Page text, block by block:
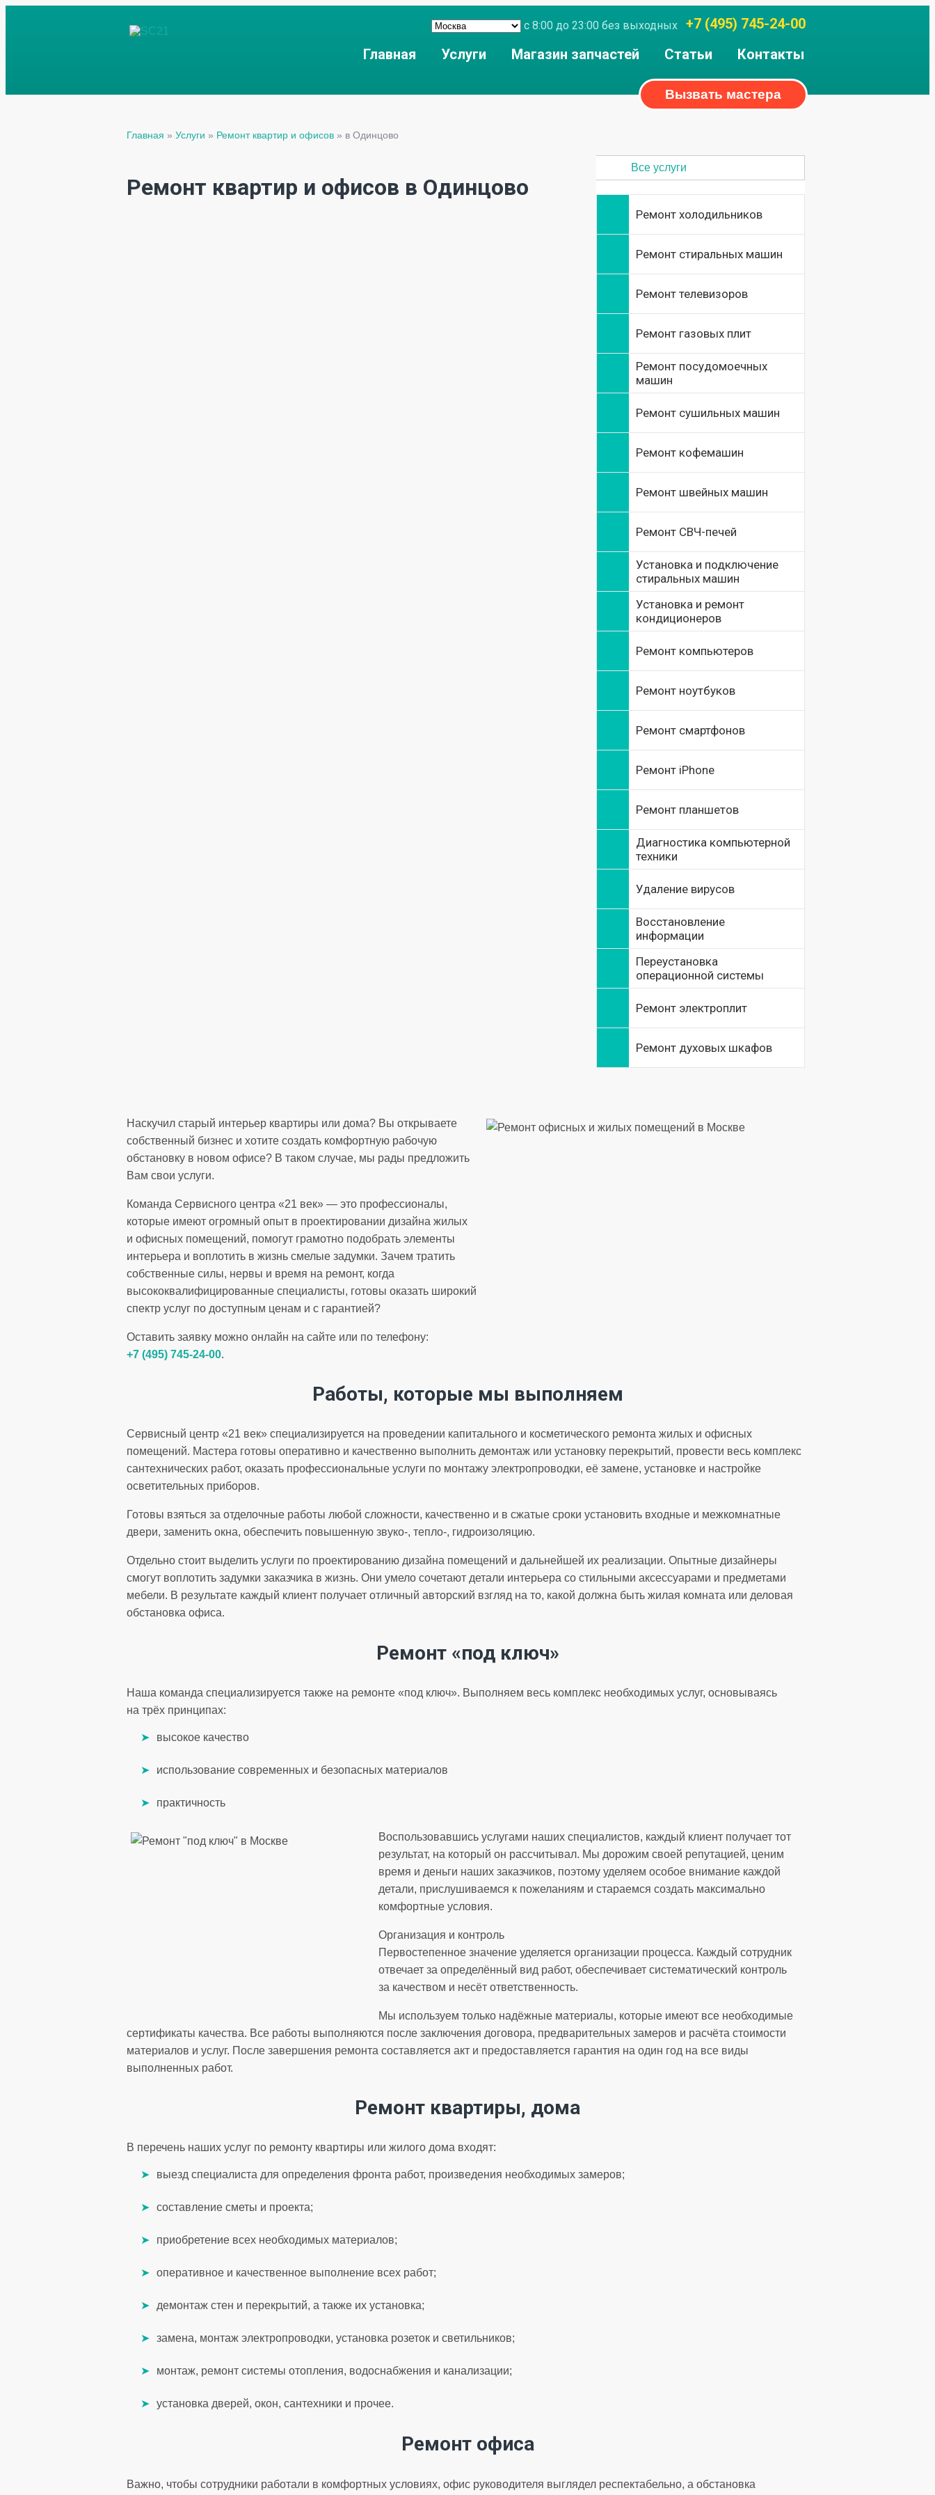
с 8:00 до 23:00 без выходных +7 (495) 745-24-00
Главная
Услуги Магазин запчастей Статьи Контакты
Вызвать мастера
Главная » Услуги » Ремонт квартир и офисов » в Одинцово
Ремонт квартир и офисов в Одинцово
Все услуги
Ремонт холодильников
Ремонт стиральных машин
Ремонт телевизоров
Ремонт газовых плит
Ремонт посудомоечных
машин
Ремонт сушильных машин
Ремонт кофемашин
Ремонт швейных машин
Ремонт СВЧ-печей
Установка и подключение
стиральных машин
Установка и ремонт
кондиционеров
Ремонт компьютеров
Ремонт ноутбуков
Ремонт смартфонов
Ремонт iPhone
Ремонт планшетов
Диагностика компьютерной
техники
Удаление вирусов
Восстановление
информации
Переустановка
операционной системы
Ремонт электроплит
Ремонт духовых шкафов
Наскучил старый интерьер квартиры или дома? Вы открываете
собственный бизнес и хотите создать комфортную рабочую
обстановку в новом офисе? В таком случае, мы рады предложить
Вам свои услуги.
Команда Сервисного центра «21 век» — это профессионалы,
которые имеют огромный опыт в проектировании дизайна жилых
и офисных помещений, помогут грамотно подобрать элементы
интерьера и воплотить в жизнь смелые задумки. Зачем тратить
собственные силы, нервы и время на ремонт, когда
высококвалифицированные специалисты, готовы оказать широкий
спектр услуг по доступным ценам и с гарантией?
Оставить заявку можно онлайн на сайте или по телефону:
+7 (495) 745-24-00.
Работы, которые мы выполняем
Сервисный центр «21 век» специализируется на проведении капитального и косметического ремонта жилых и офисных
помещений. Мастера готовы оперативно и качественно выполнить демонтаж или установку перекрытий, провести весь комплекс
сантехнических работ, оказать профессиональные услуги по монтажу электропроводки, её замене, установке и настройке
осветительных приборов.
Готовы взяться за отделочные работы любой сложности, качественно и в сжатые сроки установить входные и межкомнатные
двери, заменить окна, обеспечить повышенную звуко-, тепло-, гидроизоляцию.
Отдельно стоит выделить услуги по проектированию дизайна помещений и дальнейшей их реализации. Опытные дизайнеры
смогут воплотить задумки заказчика в жизнь. Они умело сочетают детали интерьера со стильными аксессуарами и предметами
мебели. В результате каждый клиент получает отличный авторский взгляд на то, какой должна быть жилая комната или деловая
обстановка офиса.
Ремонт «под ключ»
Наша команда специализируется также на ремонте «под ключ». Выполняем весь комплекс необходимых услуг, основываясь
на трёх принципах:
высокое качество
использование современных и безопасных материалов
практичность
Воспользовавшись услугами наших специалистов, каждый клиент получает тот
результат, на который он рассчитывал. Мы дорожим своей репутацией, ценим
время и деньги наших заказчиков, поэтому уделяем особое внимание каждой
детали, прислушиваемся к пожеланиям и стараемся создать максимально
комфортные условия.
Организация и контроль
Первостепенное значение уделяется организации процесса. Каждый сотрудник
отвечает за определённый вид работ, обеспечивает систематический контроль
за качеством и несёт ответственность.
Мы используем только надёжные материалы, которые имеют все необходимые
сертификаты качества. Все работы выполняются после заключения договора, предварительных замеров и расчёта стоимости
материалов и услуг. После завершения ремонта составляется акт и предоставляется гарантия на один год на все виды
выполненных работ.
Ремонт квартиры, дома
В перечень наших услуг по ремонту квартиры или жилого дома входят:
выезд специалиста для определения фронта работ, произведения необходимых замеров;
составление сметы и проекта;
приобретение всех необходимых материалов;
оперативное и качественное выполнение всех работ;
демонтаж стен и перекрытий, а также их установка;
замена, монтаж электропроводки, установка розеток и светильников;
монтаж, ремонт системы отопления, водоснабжения и канализации;
установка дверей, окон, сантехники и прочее.
Ремонт офиса
Важно, чтобы сотрудники работали в комфортных условиях, офис руководителя выглядел респектабельно, а обстановка